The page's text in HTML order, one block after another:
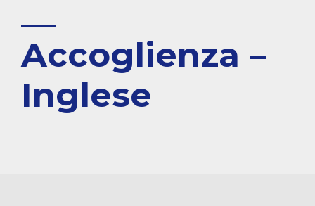
Accoglienza –
Inglese